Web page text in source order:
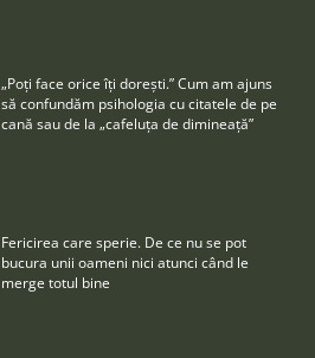
„Poţi face orice îţi doreşti.” Cum am ajuns
să confundăm psihologia cu citatele de pe
cană sau de la „cafeluţa de dimineaţă”
Fericirea care sperie. De ce nu se pot
bucura unii oameni nici atunci când le
merge totul bine